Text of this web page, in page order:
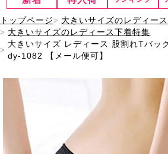
トップページ
大きいサイズのレディー
大きいサイズのレディース下着特集
大きいサイズ レディース 股割れTバ
dy-1082 【メール便可】